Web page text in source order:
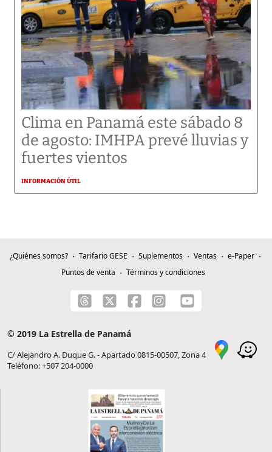
Clima en Panamá este sábado 8
de agosto: IMHPA prevé lluvias y
fuertes vientos
INFORMACIÓN ÚTIL
¿Quiénes somos? Tarifario GESE Suplementos Ventas
e-Paper
Puntos de venta
Términos y condiciones
© 2019 La Estrella de Panamá
C/ Alejandro A. Duque G. - Apartado 0815-00507, Zona 4
Teléfono: +507 204-0000